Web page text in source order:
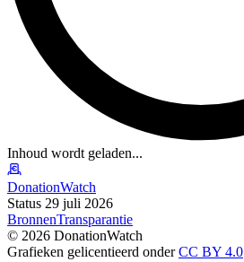
Inhoud wordt geladen...
DonationWatch
Status 29 juli 2026
BronnenTransparantie
© 2026 DonationWatch
Grafieken gelicentieerd onderCC BY 4.0